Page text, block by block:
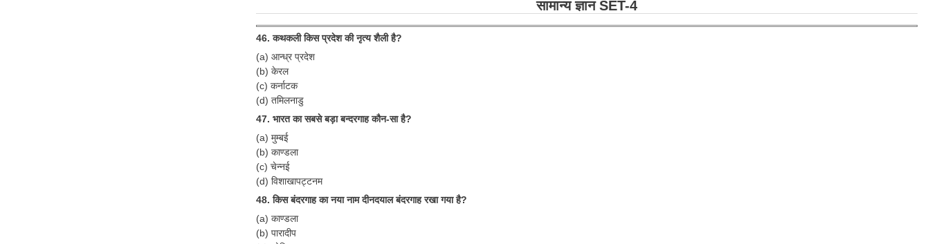
सामान्य ज्ञान SET-4
46. कथकली किस प्रदेश की नृत्य शैली है?
(a) आन्ध्र प्रदेश
(b) केरल
(c) कर्नाटक
(d) तमिलनाडु
47. भारत का सबसे बड़ा बन्दरगाह कौन-सा है?
(a) मुम्बई
(b) काण्डला
(c) चेन्नई
(d) विशाखापट्टनम
48. किस बंदरगाह का नया नाम दीनदयाल बंदरगाह रखा गया है?
(a) काण्डला
(b) पारादीप